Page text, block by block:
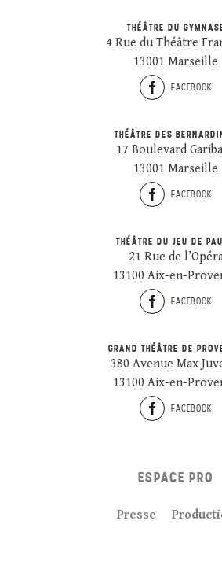
THÉÂTRE DU
4 Rue du Théâtre
13001 Marseille
FACEBOOK
THÉÂTRE DES
17 Boulevard
13001 Marseille
FACEBOOK
THÉÂTRE DU JEU DE
21 Rue de
13100 Aix-en-
FACEBOOK
GRAND THÉÂTRE DE
380 Avenue Max
13100 Aix-en-
FACEBOOK
ESPACE PRO
Presse